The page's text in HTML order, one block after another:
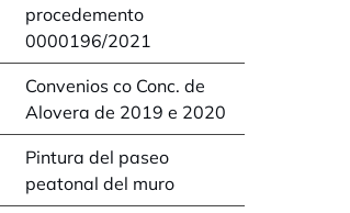
procedemento
0000196/2021
Convenios co Conc. de
Alovera de 2019 e 2020
Pintura del paseo
peatonal del muro